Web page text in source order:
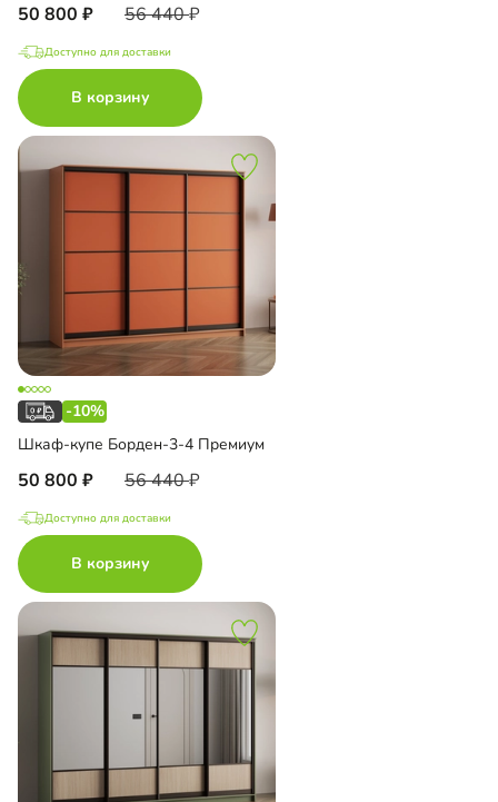
50 800 56 440
Доступно для доставки
В корзину
-10%
Шкаф-купе Борден-3-4 Премиум
50 800 56 440
Доступно для доставки
В корзину